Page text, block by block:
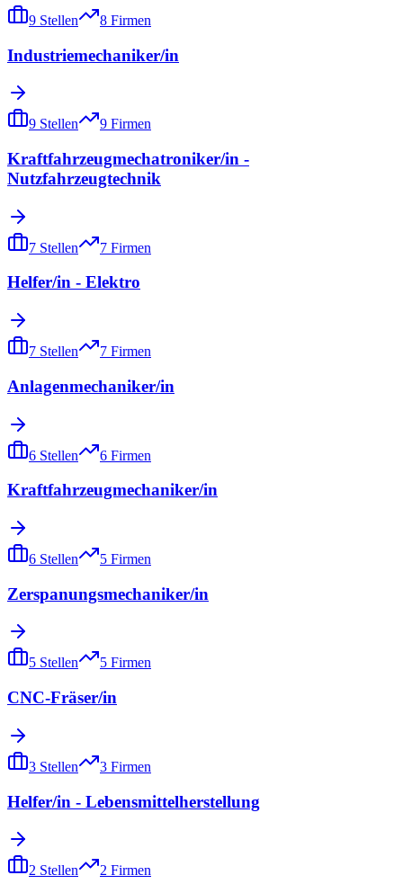
9 Stellen 8 Firmen
Industriemechaniker/in
9 Stellen 9 Firmen
Kraftfahrzeugmechatroniker/in -
Nutzfahrzeugtechnik
7 Stellen 7 Firmen
Helfer/in - Elektro
7 Stellen 7 Firmen
Anlagenmechaniker/in
6 Stellen 6 Firmen
Kraftfahrzeugmechaniker/in
6 Stellen 5 Firmen
Zerspanungsmechaniker/in
5 Stellen 5 Firmen
CNC-Fräser/in
3 Stellen 3 Firmen
Helfer/in - Lebensmittelherstellung
2 Stellen 2 Firmen